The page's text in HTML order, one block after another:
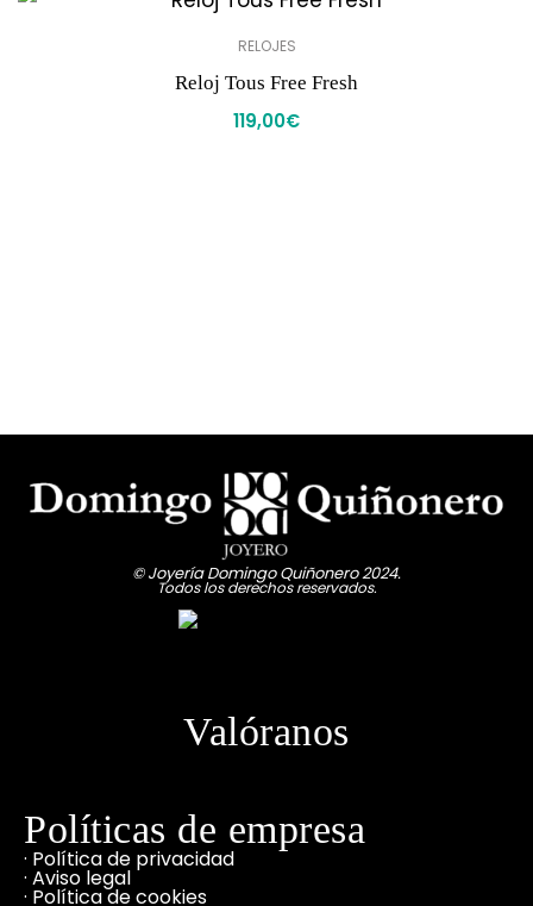
RELOJES
Reloj Tous Free Fresh
119,00€
© Joyería Domingo Quiñonero 2024.
Todos los derechos reservados.
Valóranos
Políticas de empresa
· Política de privacidad
· Aviso legal
· Política de cookies